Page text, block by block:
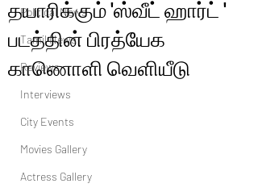
Political News
Tamil News
Reviews
Interviews
City Events
Movies Gallery
Actress Gallery
தயாரிக்கும் 'ஸ்வீட் ஹார்ட் '
படத்தின் பிரத்யேக
காணொளி வெளியீடு